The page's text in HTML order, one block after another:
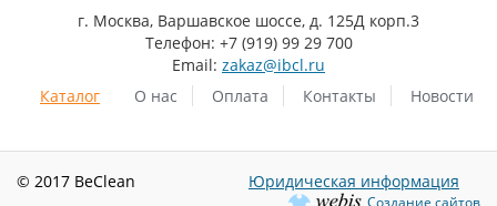
г. Москва, Варшавское шоссе, д. 125Д корп.3
Телефон: +7 (919) 99 29 700
Email: zakaz@ibcl.ru
Каталог
О нас Оплата Контакты Новости
© 2017 BeClean Юридическая информация